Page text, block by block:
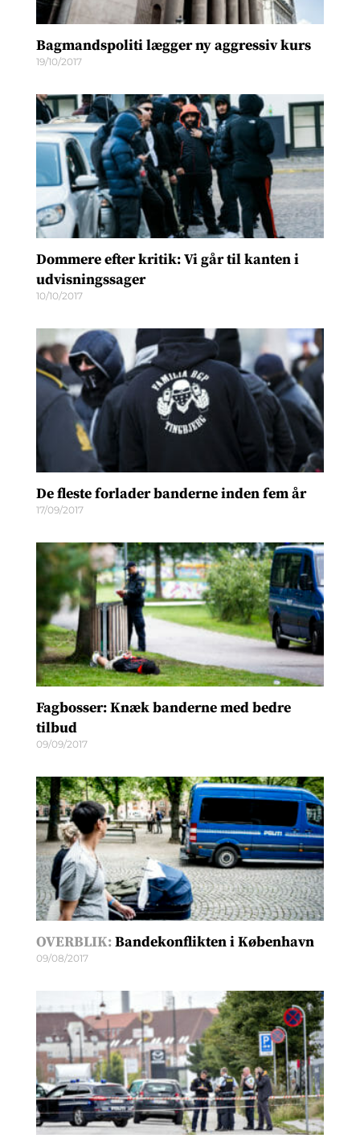
Bagmandspoliti lægger ny aggressiv kurs
19/10/2017
Dommere efter kritik: Vi går til kanten i
udvisningssager
10/10/2017
De fleste forlader banderne inden fem år
17/09/2017
Fagbosser: Knæk banderne med bedre
tilbud
09/09/2017
OVERBLIK:Bandekonflikten i København
09/08/2017